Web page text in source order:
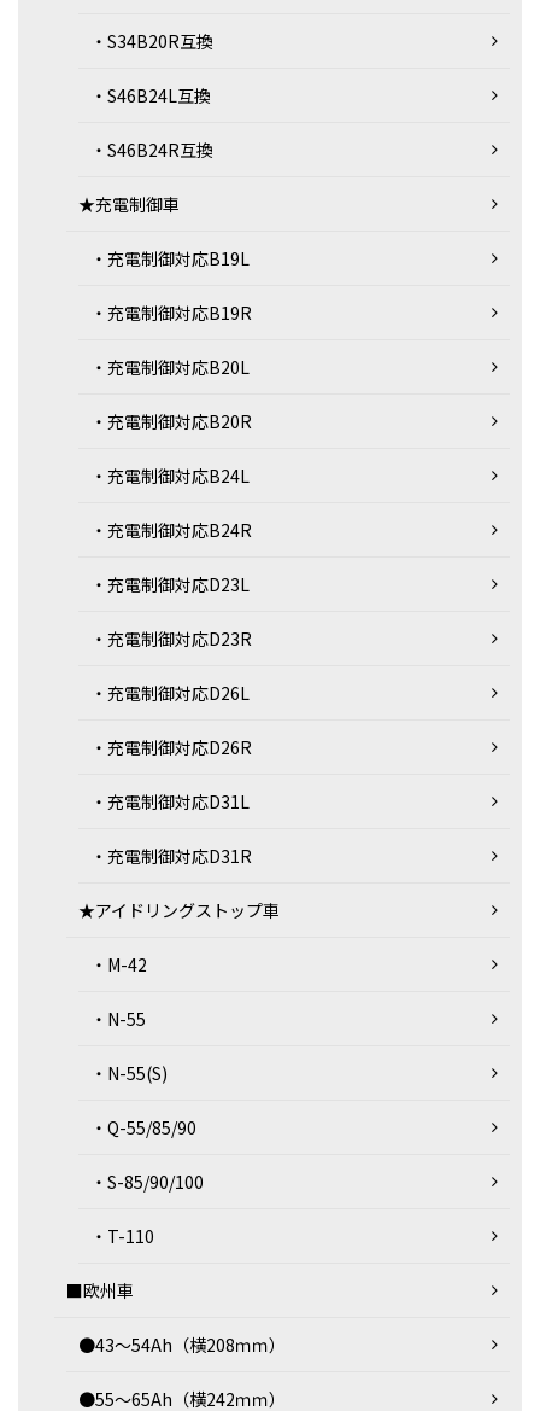
・S34B20R互換
・S46B24L互換
・S46B24R互換
★充電制御車
・充電制御対応B19L
・充電制御対応B19R
・充電制御対応B20L
・充電制御対応B20R
・充電制御対応B24L
・充電制御対応B24R
・充電制御対応D23L
・充電制御対応D23R
・充電制御対応D26L
・充電制御対応D26R
・充電制御対応D31L
・充電制御対応D31R
★アイドリングストップ車
・M-42
・N-55
・N-55(S)
・Q-55/85/90
・S-85/90/100
・T-110
■欧州車
●43～54Ah（横208ｍｍ）
●55～65Ah（横242ｍｍ）